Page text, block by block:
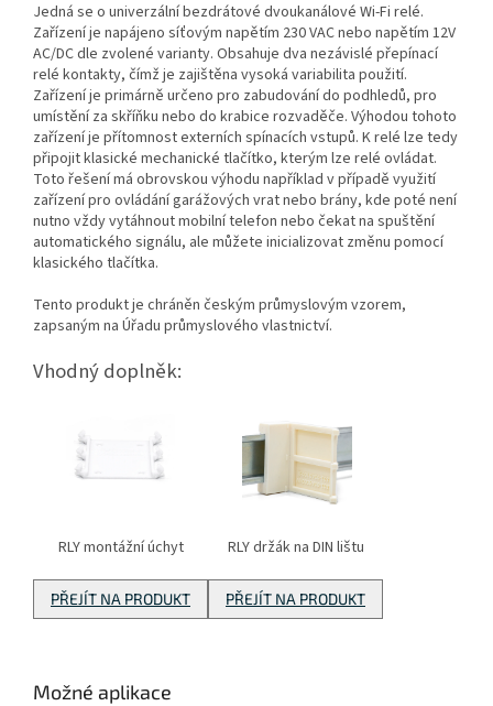
Jedná se o univerzální bezdrátové dvoukanálové Wi-Fi relé.
Zařízení je napájeno síťovým napětím 230 VAC nebo napětím 12V
AC/DC dle zvolené varianty. Obsahuje dva nezávislé přepínací
relé kontakty, čímž je zajištěna vysoká variabilita použití.
Zařízení je primárně určeno pro zabudování do podhledů, pro
umístění za skříňku nebo do krabice rozvaděče. Výhodou tohoto
zařízení je přítomnost externích spínacích vstupů. K relé lze tedy
připojit klasické mechanické tlačítko, kterým lze relé ovládat.
Toto řešení má obrovskou výhodu například v případě využití
zařízení pro ovládání garážových vrat nebo brány, kde poté není
nutno vždy vytáhnout mobilní telefon nebo čekat na spuštění
automatického signálu, ale můžete inicializovat změnu pomocí
klasického tlačítka.
Tento produkt je chráněn českým průmyslovým vzorem,
zapsaným na Úřadu průmyslového vlastnictví.
Vhodný doplněk:
RLY montážní úchyt
PŘEJÍT NA PRODUKT
RLY držák na DIN lištu
PŘEJÍT NA PRODUKT
Možné aplikace